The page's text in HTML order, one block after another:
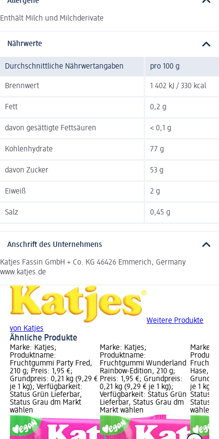
Enthält Milch und Milchderivate
Nährwerte
Durchschnittliche Nährwertangaben pro 100 g
Brennwert 1 402 kJ / 330 kcal
Fett 0,2 g
davon gesättigte Fettsäuren < 0,1 g
Kohlenhydrate 77 g
davon Zucker 53 g
Eiweiß 2 g
Salz 0,45 g
Anschrift des Unternehmens
Katjes Fassin GmbH + Co. KG 46426 Emmerich, Germany
www.katjes.de
Weitere Produkte
von Katjes
Ähnliche Produkte
Marke: Katjes;
Produktname:
Fruchtgummi Party Fred,
210 g; Preis: 1,95 €;
Grundpreis: 0,21 kg (9,29 €
je 1 kg); Verfügbarkeit:
Status Grün Lieferbar,
Status Grau dm Markt
wählen
Marke: Katjes;
Produktname:
Fruchtgummi Wunderland
Rainbow-Edition, 210 g;
Preis: 1,95 €; Grundpreis:
0,21 kg (9,29 € je 1 kg);
Verfügbarkeit: Status Grün
Lieferbar, Status Grau dm
Markt wählen
Marke:
Hase,
je 1 kg);
Status
Status
wählen